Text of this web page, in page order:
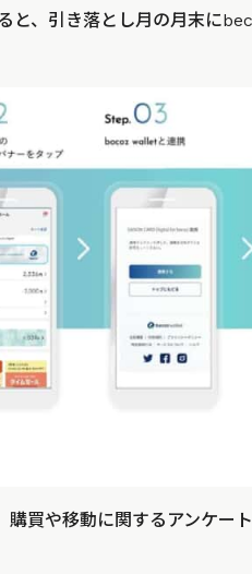
と、引き落とし月の月末に
買や移動に関するアンケー